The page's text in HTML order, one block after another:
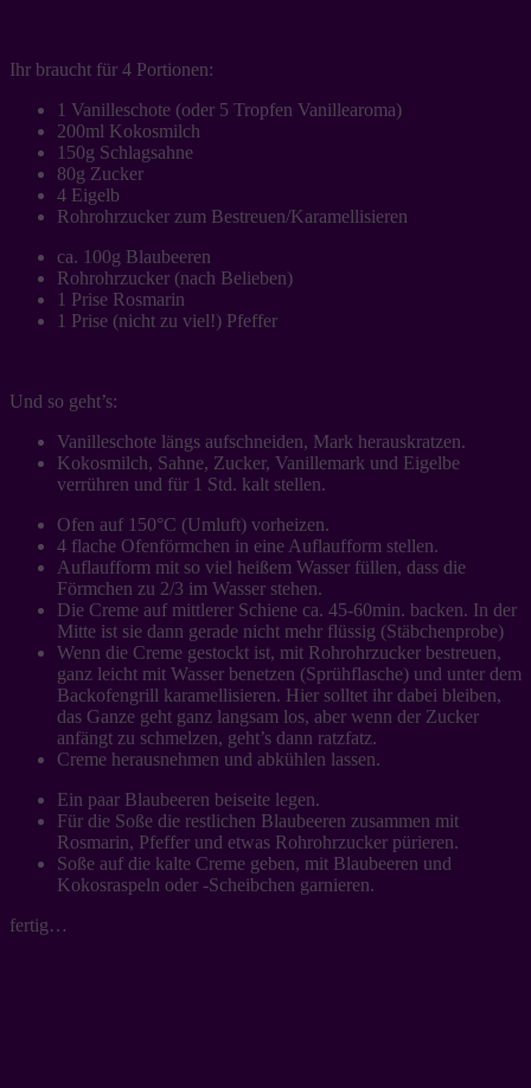
Ihr braucht für 4 Portionen:
1 Vanilleschote (oder 5 Tropfen Vanillearoma)
200ml Kokosmilch
150g Schlagsahne
80g Zucker
4 Eigelb
Rohrohrzucker zum Bestreuen/Karamellisieren
ca. 100g Blaubeeren
Rohrohrzucker (nach Belieben)
1 Prise Rosmarin
1 Prise (nicht zu viel!) Pfeffer
Und so geht’s:
Vanilleschote längs aufschneiden, Mark herauskratzen.
Kokosmilch, Sahne, Zucker, Vanillemark und Eigelbe
verrühren und für 1 Std. kalt stellen.
Ofen auf 150°C (Umluft) vorheizen.
4 flache Ofenförmchen in eine Auflaufform stellen.
Auflaufform mit so viel heißem Wasser füllen, dass die
Förmchen zu 2/3 im Wasser stehen.
Die Creme auf mittlerer Schiene ca. 45-60min. backen. In der
Mitte ist sie dann gerade nicht mehr flüssig (Stäbchenprobe)
Wenn die Creme gestockt ist, mit Rohrohrzucker bestreuen,
ganz leicht mit Wasser benetzen (Sprühflasche) und unter dem
Backofengrill karamellisieren. Hier solltet ihr dabei bleiben,
das Ganze geht ganz langsam los, aber wenn der Zucker
anfängt zu schmelzen, geht’s dann ratzfatz.
Creme herausnehmen und abkühlen lassen.
Ein paar Blaubeeren beiseite legen.
Für die Soße die restlichen Blaubeeren zusammen mit
Rosmarin, Pfeffer und etwas Rohrohrzucker pürieren.
Soße auf die kalte Creme geben, mit Blaubeeren und
Kokosraspeln oder -Scheibchen garnieren.
fertig…